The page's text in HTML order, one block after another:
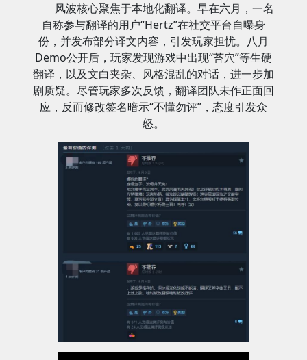
风波核心聚焦于本地化翻译。早在六月，一名
自称参与翻译的用户“Hertz”在社交平台自曝身
份，并发布部分译文内容，引发玩家担忧。八月
Demo公开后，玩家发现游戏中出现“苔穴”等生硬
翻译，以及文白夹杂、风格混乱的对话，进一步加
剧质疑。尽管玩家多次反馈，翻译团队未作正面回
应，反而修改签名暗示“不懂勿评”，态度引发众
怒。